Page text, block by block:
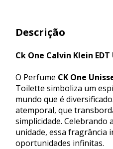
Descrição
Ck One Calvin Klein
O Perfume CK One
Toilette simboliza um
mundo que é
atemporal, que
simplicidade. Celebrando
unidade, essa fragrância
oportunidades infinitas.